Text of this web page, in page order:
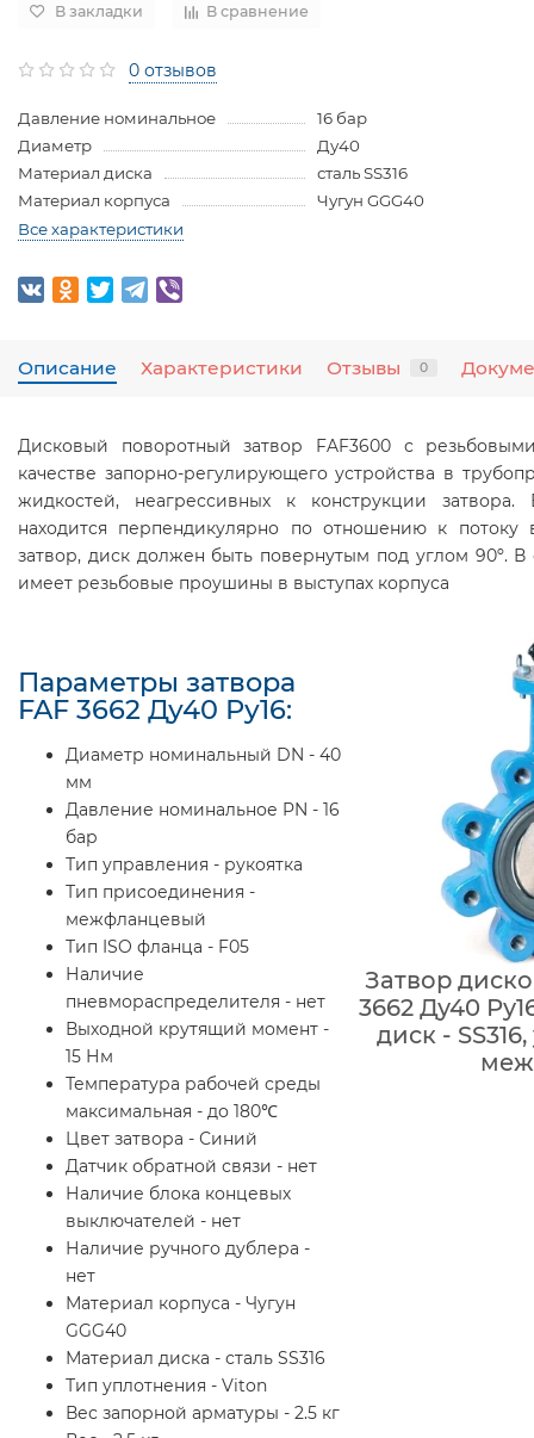
В закладки В сравнение
0 отзывов
Давление номинальное
16 бар
Диаметр
Ду40
Материал диска
сталь SS316
Материал корпуса
Чугун GGG40
Все характеристики
Описание Характеристики Отзывы 0
Дисковый поворотный затвор FAF3600 с
качестве запорно-регулирующего устройства в
жидкостей, неагрессивных к конструкции
находится перпендикулярно по отношению к потоку
затвор, диск должен быть повернутым под углом 90º.
имеет резьбовые проушины в выступах корпуса
Параметры затвора
FAF 3662 Ду40 Ру16:
Диаметр номинальный DN - 40
мм
Давление номинальное PN - 16
бар
Тип управления - рукоятка
Тип присоединения -
межфланцевый
Тип ISO фланца - F05
Наличие
пневмораспределителя - нет
Выходной крутящий момент -
15 Нм
Температура рабочей среды
максимальная - до 180℃
Цвет затвора - Синий
Датчик обратной связи - нет
Наличие блока концевых
выключателей - нет
Наличие ручного дублера -
нет
Материал корпуса - Чугун
GGG40
Материал диска - сталь SS316
Тип уплотнения - Viton
Вес запорной арматуры - 2.5 кг
Затвор
3662 Ду40
диск -